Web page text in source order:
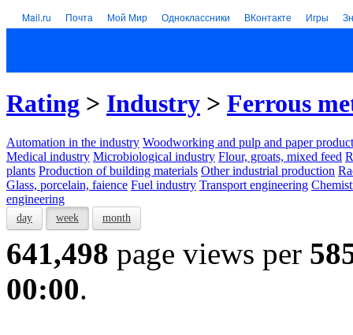
Mail.ru Почта Мой Мир Одноклассники ВКонтакте Игры
Rating > Industry > Ferrous
Automation in the industry Woodworking and pulp and paper
Medical industry Microbiological industry Flour, groats, mixed feed
plants Production of building materials Other industrial production
Glass, porcelain, faience Fuel industry Transport engineering
engineering
day week month
641,498 page views per
00:00.